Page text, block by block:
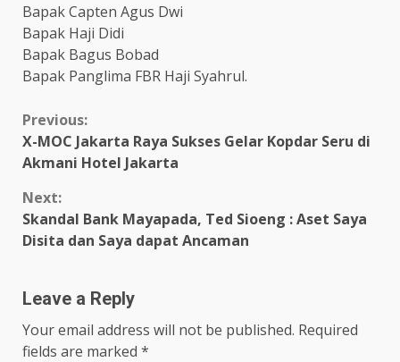
Bapak Capten Agus Dwi
Bapak Haji Didi
Bapak Bagus Bobad
Bapak Panglima FBR Haji Syahrul.
Continue
Reading
Previous:
X-MOC Jakarta Raya Sukses Gelar Kopdar Seru di
Akmani Hotel Jakarta
Next:
Skandal Bank Mayapada, Ted Sioeng : Aset Saya
Disita dan Saya dapat Ancaman
Leave a Reply
Your email address will not be published. Required
fields are marked *